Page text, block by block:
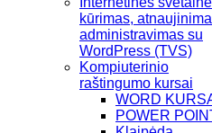
kūrimas,
administravimas su
WordPress (TVS)
Kompiuterinio
raštingumo kursai
WORD
POWER